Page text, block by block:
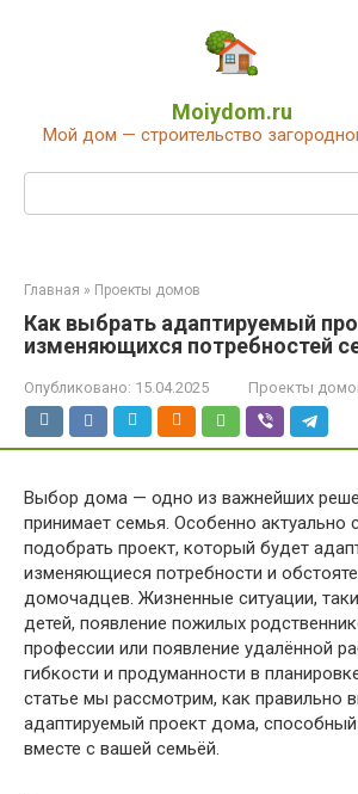
Moiydom.ru
Мой дом — строительство
Главная » Проекты домов
Как выбрать адаптируемый
изменяющихся потребностей
Опубликовано: 15.04.2025 Проекты
Выбор дома — одно из важнейших
принимает семья. Особенно актуально
подобрать проект, который будет
изменяющиеся потребности и
домочадцев. Жизненные ситуации,
детей, появление пожилых
профессии или появление удалённой
гибкости и продуманности в
статье мы рассмотрим, как правильно
адаптируемый проект дома, способный
вместе с вашей семьёй.